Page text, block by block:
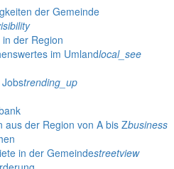
der Gemeinde
der Region
im Umlandlocal_see
trending_up
aus der Region von A bis Zbusiness
in der Gemeindestreetview